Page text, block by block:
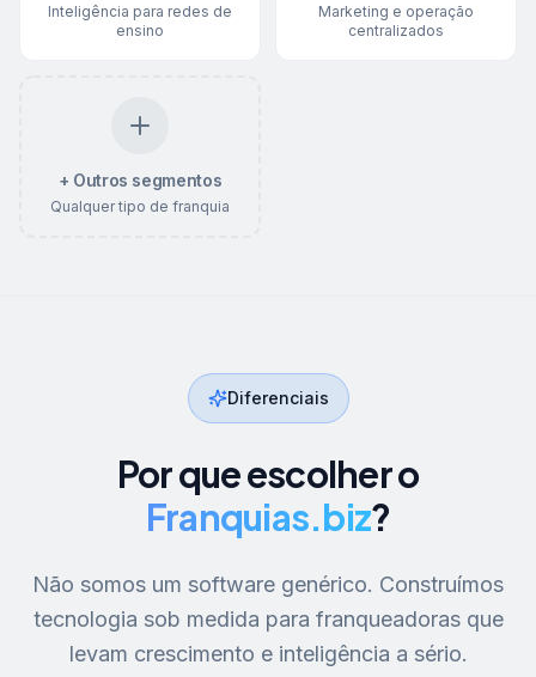
Inteligência para redes de
ensino
Marketing e operação
centralizados
+ Outros segmentos
Qualquer tipo de franquia
Diferenciais
Por que escolher o
Franquias.biz?
Não somos um software genérico. Construímos
tecnologia sob medida para franqueadoras que
levam crescimento e inteligência a sério.